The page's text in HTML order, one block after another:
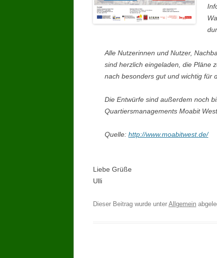
Alle Nutzerinnen und Nutzer,
sind herzlich eingeladen, die Pläne
nach besonders gut und wichtig für
Die Entwürfe sind außerdem noch
Quartiersmanagements Moabit
Quelle: http://www.moabitwest.de/
Liebe Grüße
Ulli
Dieser Beitrag wurde unter Allgemein